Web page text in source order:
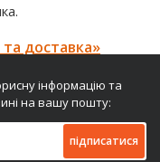
доставка»
інформацію та
на вашу пошту:
підписатися